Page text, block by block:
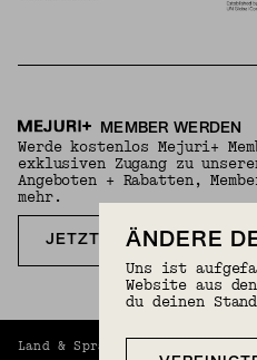
MEMBER WERDEN
Werde kostenlos Mejuri+
exklusiven Zugang zu
Angeboten + Rabatten,
mehr.
JETZT KOSTENLOS
Land & Sprache
ÄNDERE
Uns ist
Website aus
du deinen